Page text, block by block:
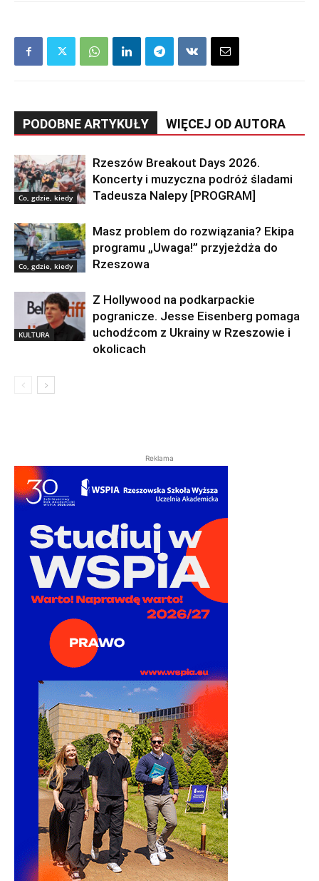
PODOBNE ARTYKUŁY WIĘCEJ OD AUTORA
Co, gdzie, kiedy
Rzeszów Breakout Days 2026.
Koncerty i muzyczna podróż śladami
Tadeusza Nalepy [PROGRAM]
Co, gdzie, kiedy
Masz problem do rozwiązania? Ekipa
programu „Uwaga!” przyjeżdża do
Rzeszowa
KULTURA
Z Hollywood na podkarpackie
pogranicze. Jesse Eisenberg pomaga
uchodźcom z Ukrainy w Rzeszowie i
okolicach
Reklama